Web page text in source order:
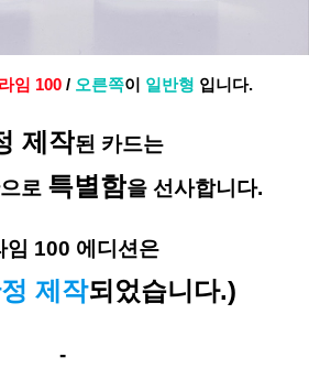
임 100/ 오른쪽이 일반형 입니다.
제작된 카드는
로 특별함을 선사합니다.
임 100 에디션은
제작되었습니다.)
-